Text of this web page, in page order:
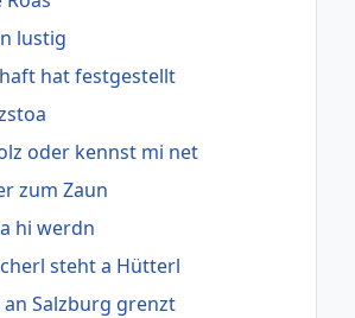
lustig
hat festgestellt
oder kennst mi net
zum Zaun
hi werdn
steht a Hütterl
Salzburg grenzt